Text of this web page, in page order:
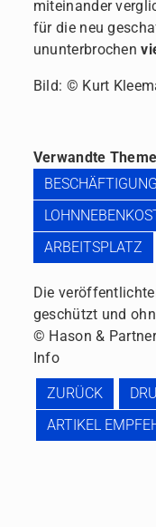
miteinander
für die neu
ununterbrochen
Bild: © Kurt
Verwandte
ARBEITSPLATZ
Die
geschützt und
© Hason &
Info
ZURÜCK
ARTIKEL